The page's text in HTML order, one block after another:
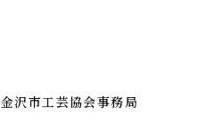
⾦沢市⼯芸協会事務局